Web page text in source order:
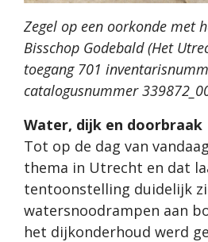
Zegel op een oorkonde met
Bisschop Godebald (Het
toegang 701
catalogusnummer
Water, dijk en doorbraak
Tot op de dag van
thema in Utrecht en dat
tentoonstelling duidelijk
watersnoodrampen aan
het dijkonderhoud werd